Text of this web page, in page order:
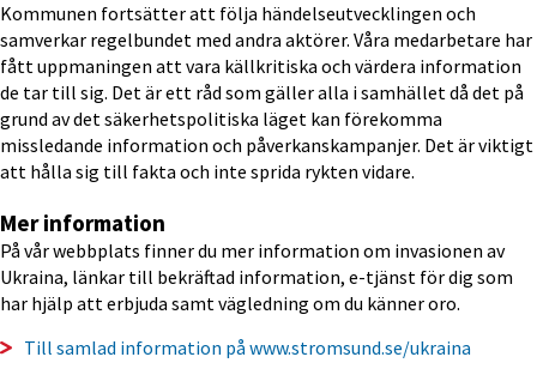
Kommunen fortsätter att följa händelseutvecklingen och
samverkar regelbundet med andra aktörer. Våra medarbetare har
fått uppmaningen att vara källkritiska och värdera information
de tar till sig. Det är ett råd som gäller alla i samhället då det på
grund av det säkerhetspolitiska läget kan förekomma
missledande information och påverkanskampanjer. Det är viktigt
att hålla sig till fakta och inte sprida rykten vidare.
Mer information
På vår webbplats finner du mer information om invasionen av
Ukraina, länkar till bekräftad information, e-tjänst för dig som
har hjälp att erbjuda samt vägledning om du känner oro.
Till samlad information på www.stromsund.se/ukraina